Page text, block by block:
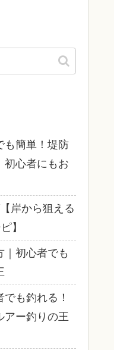
も簡単！堤防
初心者にもお
岸から狙える
】
｜初心者でも
も釣れる！
アー釣りの王